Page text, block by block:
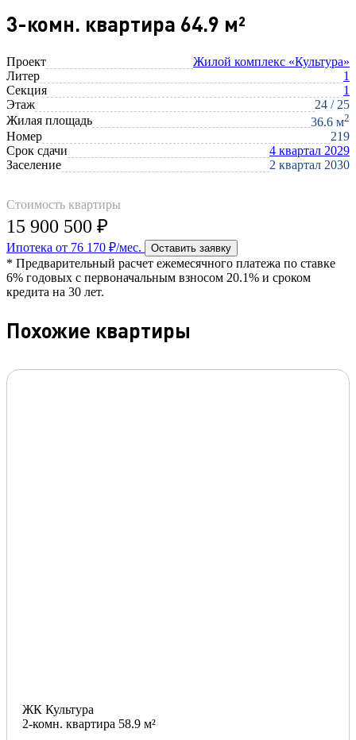
3-комн. квартира 64.9 м²
Проект
Жилой комплекс «Культура»
Литер
1
Секция
1
Этаж
24 / 25
Жилая площадь
36.6 м2
Номер
219
Срок сдачи
4 квартал 2029
Заселение
2 квартал 2030
Стоимость квартиры
15 900 500 ₽
Ипотека от 76 170 ₽/мес. Оставить заявку
* Предварительный расчет ежемесячного платежа по ставке
6% годовых с первоначальным взносом 20.1% и сроком
кредита на 30 лет.
Похожие квартиры
ЖК Культура
2-комн. квартира 58.9 м²